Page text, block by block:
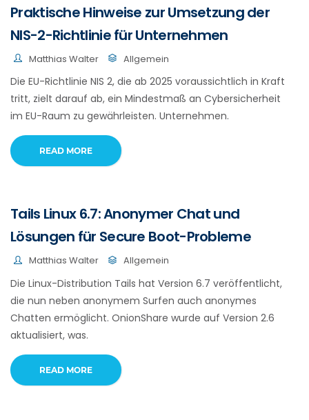
Praktische Hinweise zur Umsetzung der
NIS-2-Richtlinie für Unternehmen
Matthias Walter Allgemein
Die EU-Richtlinie NIS 2, die ab 2025 voraussichtlich in Kraft
tritt, zielt darauf ab, ein Mindestmaß an Cybersicherheit
im EU-Raum zu gewährleisten. Unternehmen.
READ MORE
Tails Linux 6.7: Anonymer Chat und
Lösungen für Secure Boot-Probleme
Matthias Walter Allgemein
Die Linux-Distribution Tails hat Version 6.7 veröffentlicht,
die nun neben anonymem Surfen auch anonymes
Chatten ermöglicht. OnionShare wurde auf Version 2.6
aktualisiert, was.
READ MORE